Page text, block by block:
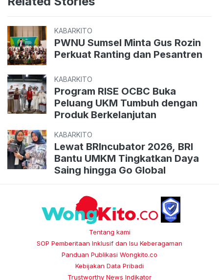
KABARKITO
PWNU Sumsel Minta Gus Rozin
Perkuat Ranting dan Pesantren
KABARKITO
Program RISE OCBC Buka
Peluang UKM Tumbuh dengan
Produk Berkelanjutan
KABARKITO
Lewat BRIncubator 2026, BRI
Bantu UMKM Tingkatkan Daya
Saing hingga Go Global
Tentang kami
SOP Pemberitaan Inklusif dan Isu Keberagaman
Panduan Publikasi Wongkito.co
Kebijakan Data Pribadi
Trustworthy News Indikator